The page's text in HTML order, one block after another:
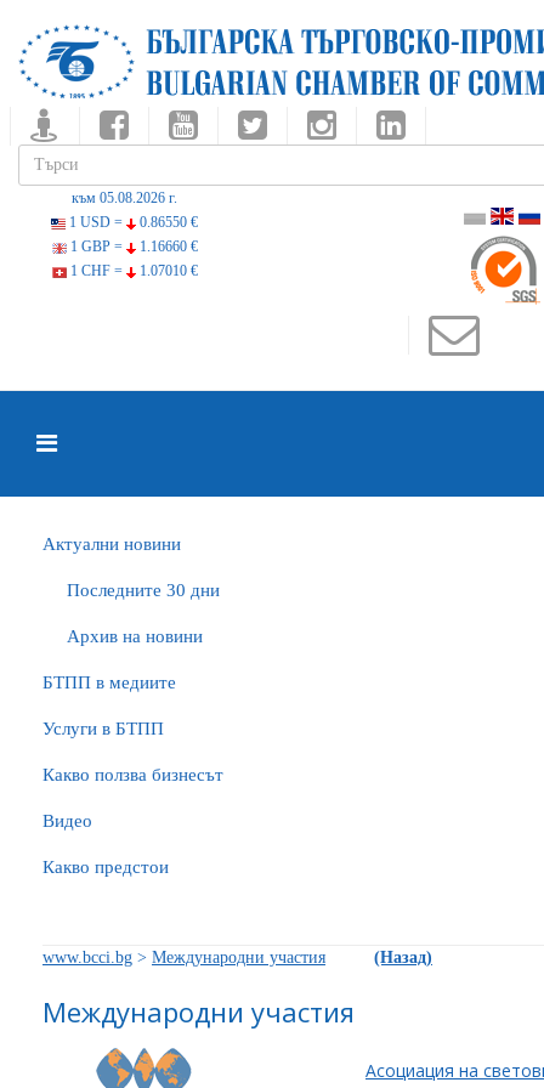
към 05.08.2026 г.
1 USD =
0.86550 €
1 GBP =
1.16660 €
1 CHF =
1.07010 €
Актуални новини
Последните 30 дни
Архив на новини
БTПП в медиите
Услуги в БТПП
Какво ползва бизнесът
Видео
Какво предстои
www.bcci.bg > Международни участия (Назад)
Международни участия
Асоциация на